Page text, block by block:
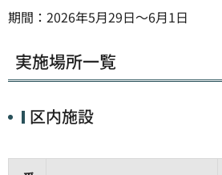
期間：2026年5月29日〜6月1日
実施場所一覧
区内施設